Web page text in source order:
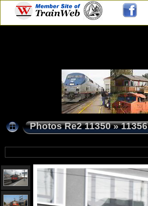
Photos Re2 11350»11356